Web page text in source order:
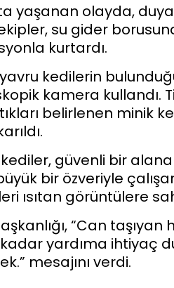
yaşanan olayda,
su gider
kurtardı.
kedilerin
kamera kullandı.
belirlenen minik
güvenli bir
bir özveriyle
ısıtan görüntülere
“Can taşıyan
yardıma ihtiyaç
mesajını verdi.